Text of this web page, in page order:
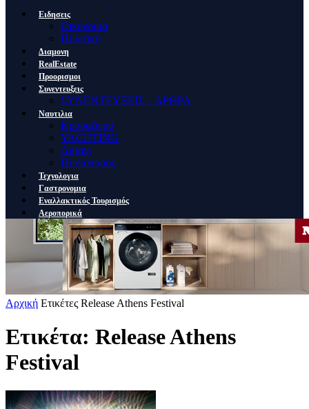
Ειδησεις
Οικονομια
Πολιτικη
Διαμονη
RealEstate
Προορισμοι
Συνεντευξεις
ΣΥΝΕΝΤΕΥΞΕΙΣ – ΑΡΘΡΑ
Ναυτιλια
Κρουαζιερα
YACHTING
Λιμανι
Ποντοπορος
Τεχνολογια
Γαστρονομια
Εναλλακτικός Τουρισμός
Αεροπορικά
Αρχική Ετικέτες Release Athens Festival
Ετικέτα: Release Athens
Festival